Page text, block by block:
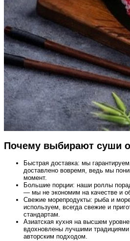
Почему выбирают суши
Быстрая доставка: мы
доставлено вовремя, ведь мы
момент.
Большие порции: наши роллы
— мы не экономим на качестве и
Свежие морепродукты: рыба и
используем, всегда свежие и
стандартам.
Азиатская кухня на высшем
вдохновлены лучшими традициями
авторским подходом.